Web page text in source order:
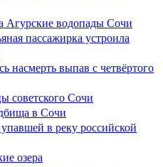
Агурские водопады Сочи
пассажирка устроила
насмерть выпав с четвёртого
советского Сочи
в Сочи
в реку российской
озера